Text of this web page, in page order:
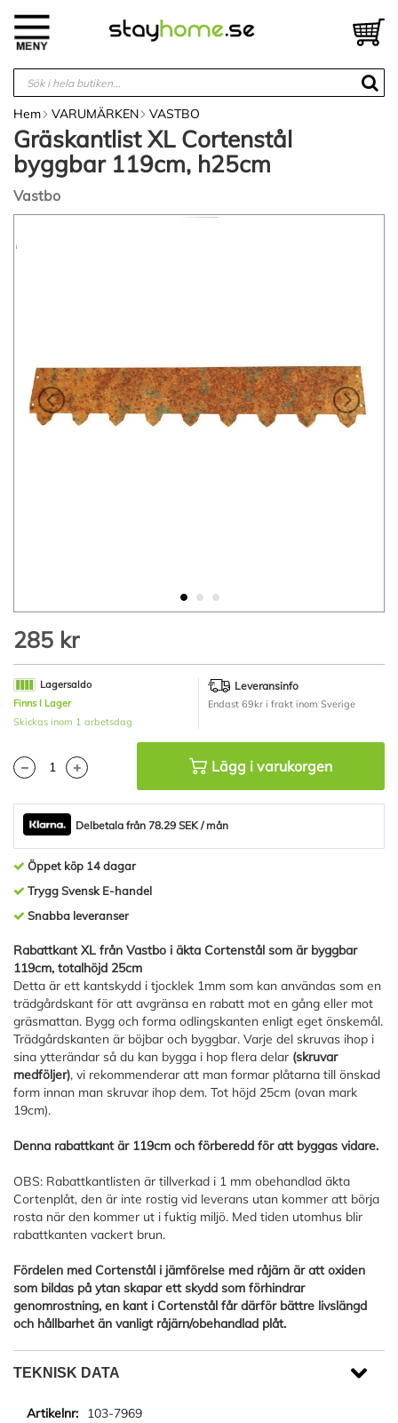
innehållet
Hem VARUMÄRKEN VASTBO
Gräskantlist XL Cortenstål
byggbar 119cm, h25cm
Vastbo
till
bildgalleriet
285 kr
Lagersaldo
Finns I Lager
Skickas inom 1 arbetsdag
Leveransinfo
Endast 69kr i frakt inom Sverige
Lägg i varukorgen
Delbetala från 78.29 SEK / mån
Öppet köp 14 dagar
Trygg Svensk E-handel
Snabba leveranser
Rabattkant XL från Vastbo i äkta Cortenstål som är byggbar
119cm, totalhöjd 25cm
Detta är ett kantskydd i tjocklek 1mm som kan användas som en
trädgårdskant för att avgränsa en rabatt mot en gång eller mot
gräsmattan. Bygg och forma odlingskanten enligt eget önskemål.
Trädgårdskanten är böjbar och byggbar. Varje del skruvas ihop i
sina ytterändar så du kan bygga i hop flera delar (skruvar
medföljer), vi rekommenderar att man formar plåtarna till önskad
form innan man skruvar ihop dem. Tot höjd 25cm (ovan mark
19cm).
Denna rabattkant är 119cm och förberedd för att byggas vidare.
OBS: Rabattkantlisten är tillverkad i 1 mm obehandlad äkta
Cortenplåt, den är inte rostig vid leverans utan kommer att börja
rosta när den kommer ut i fuktig miljö. Med tiden utomhus blir
rabattkanten vackert brun.
Fördelen med Cortenstål i jämförelse med råjärn är att oxiden
som bildas på ytan skapar ett skydd som förhindrar
genomrostning, en kant i Cortenstål får därför bättre livslängd
och hållbarhet än vanligt råjärn/obehandlad plåt.
TEKNISK DATA
103-7969